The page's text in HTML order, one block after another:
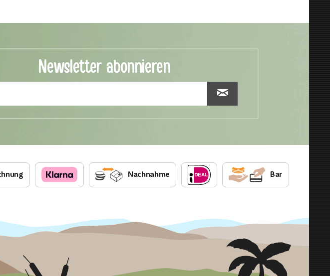
Newsletter abonnieren
Nachnahme Bar